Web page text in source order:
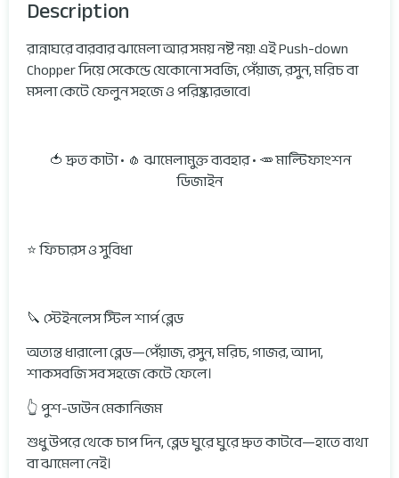
Description
রান্নাঘরে বারবার ঝামেলা আর সময় নষ্ট নয়! এই Push-down
Chopper দিয়ে সেকেন্ডে যেকোনো সবজি, পেঁয়াজ, রসুন, মরিচ বা
মসলা কেটে ফেলুন সহজে ও পরিষ্কারভাবে।
🍅 দ্রুত কাটা • 🧄 ঝামেলামুক্ত ব্যবহার • 🥕 মাল্টিফাংশন
ডিজাইন
⭐ ফিচারস ও সুবিধা
🔪 স্টেইনলেস স্টিল শার্প ব্লেড
অত্যন্ত ধারালো ব্লেড—পেঁয়াজ, রসুন, মরিচ, গাজর, আদা,
শাকসবজি সব সহজে কেটে ফেলে।
👆 পুশ-ডাউন মেকানিজম
শুধু উপরে থেকে চাপ দিন, ব্লেড ঘুরে ঘুরে দ্রুত কাটবে—হাতে ব্যথা
বা ঝামেলা নেই।